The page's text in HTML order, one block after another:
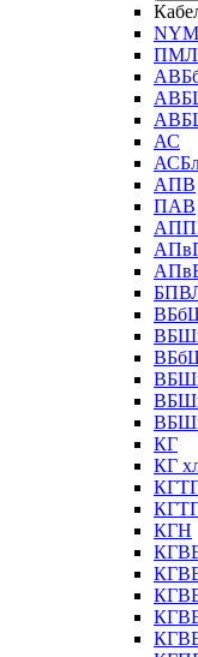
NYM
ПМЛ
АС
АПВ
ПАВ
КГ
КГ
КГН